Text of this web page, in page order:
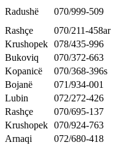
Radushë 070/999-509
Rashçe 070/211-458ar
Krushopek 078/435-996
Bukoviq 070/372-663
Kopanicë 070/368-396s
Bojanë 071/934-001
Lubin 072/272-426
Rashçe 070/695-137
Krushopek 070/924-763
Arnaqi 072/680-418